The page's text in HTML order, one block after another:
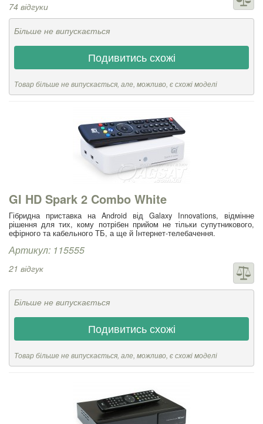
74 відгуки
Більше не випускається
Подивитись схожі
Товар більше не випускається, але, можливо, є схожі моделі
GI HD Spark 2 Combo White
Гібридна приставка на Android від Galaxy Innovations, відмінне
рішення для тих, кому потрібен прийом не тільки супутникового,
ефірного та кабельного ТБ, а ще й Інтернет-телебачення.
Артикул: 115555
21 відгук
Більше не випускається
Подивитись схожі
Товар більше не випускається, але, можливо, є схожі моделі